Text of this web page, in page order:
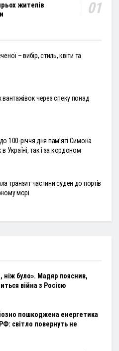
жителів
– вибір, стиль, квіти та
вантажівок через спеку понад
100-річчя дня пам’яті Симона
Україні, так і за кордоном
транзит частини суден до портів
морі
ніж було». Мадяр пояснив,
війна з Росією
пошкоджена енергетика
світло повернуть не